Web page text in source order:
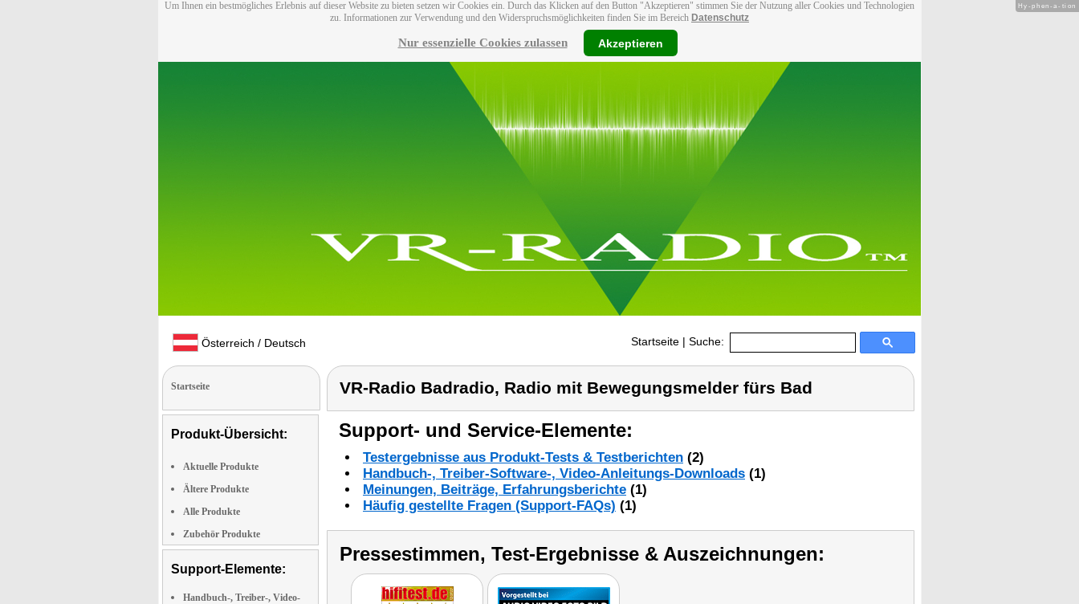
Um Ihnen ein bestmögliches Erlebnis auf dieser Website zu bieten setzen wir Cookies ein. Durch das Klicken auf den Button "Akzeptieren" stimmen Sie der Nutzung aller Cookies und Technologien
zu. Informationen zur Verwendung und den Widerspruchsmöglichkeiten finden Sie im Bereich Datenschutz
Nur essenzielle Cookies zulassen Akzeptieren
Österreich / Deutsch Startseite | Suche:
Startseite
Produkt-Übersicht:
Aktuelle Produkte
Ältere Produkte
Alle Produkte
Zubehör Produkte
Support-Elemente:
Handbuch-, Treiber-, Video-
VR-Radio Badradio, Radio mit Bewegungsmelder fürs Bad
Support- und Service-Elemente:
Testergebnisse aus Produkt-Tests & Testberichten (2)
Handbuch-, Treiber-Software-, Video-Anleitungs-Downloads (1)
Meinungen, Beiträge, Erfahrungsberichte (1)
Häufig gestellte Fragen (Support-FAQs) (1)
Pressestimmen, Test-Ergebnisse & Auszeichnungen:
Hy-phen-a-tion